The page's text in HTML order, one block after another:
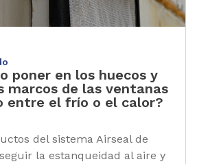
poner en los huecos y
marcos de las ventanas
entre el frío o el calor?
del sistema Airseal de
la estanqueidad al aire y